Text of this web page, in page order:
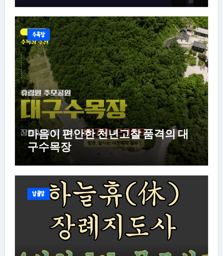
수목장
마음이 편안한 천년고찰 품격의 대
구수목장
납골당